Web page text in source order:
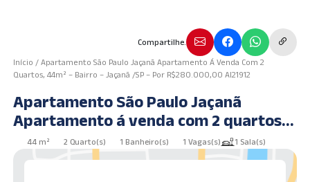
Compartilhe.
Início /Apartamento São Paulo Jaçanã Apartamento Á Venda Com 2
Quartos, 44m² – Bairro – Jaçanã /SP – Por R$280.000,00 AI21912
Apartamento São Paulo Jaçanã
Apartamento á venda com 2 quartos,
44m² – Bairro – Jaçanã /SP – por
R$280.000,00 AI21912
44 m² 2 Quarto(s) 1 Banheiro(s) 1 Vagas(s) 1 Sala(s)